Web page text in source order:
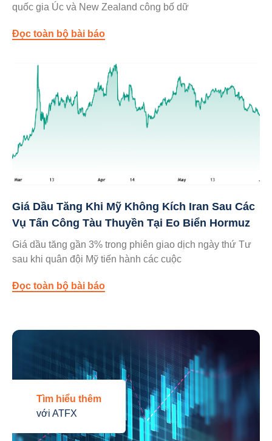
quốc gia Úc và New Zealand công bố dữ
Đọc toàn bộ bài báo
Giá Dầu Tăng Khi Mỹ Không Kích Iran Sau Các
Vụ Tấn Công Tàu Thuyền Tại Eo Biển Hormuz
Giá dầu tăng gần 3% trong phiên giao dịch ngày thứ Tư
sau khi quân đội Mỹ tiến hành các cuộc
Đọc toàn bộ bài báo
Tìm hiểu thêm
với ATFX